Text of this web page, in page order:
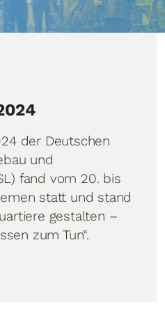
der Deutschen
und
fand vom 20. bis
statt und stand
gestalten –
zum Tun“.